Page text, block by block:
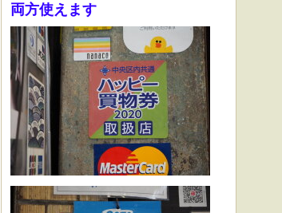
両方使えます